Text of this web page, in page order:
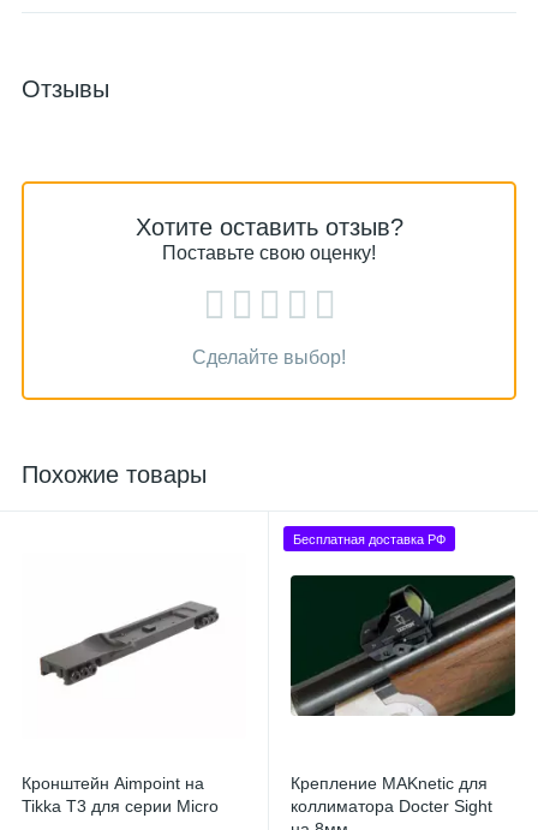
Отзывы
Хотите оставить отзыв?
Поставьте свою оценку!
Сделайте выбор!
Похожие товары
Кронштейн Aimpoint на
Tikka T3 для серии Micro
Бесплатная доставка РФ
Крепление MAKnetic для
коллиматора Docter Sight